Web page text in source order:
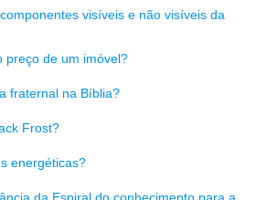
visíveis e não visíveis da
preço de um imóvel?
fraternal na Bíblia?
Frost?
energéticas?
da Espiral do conhecimento para a